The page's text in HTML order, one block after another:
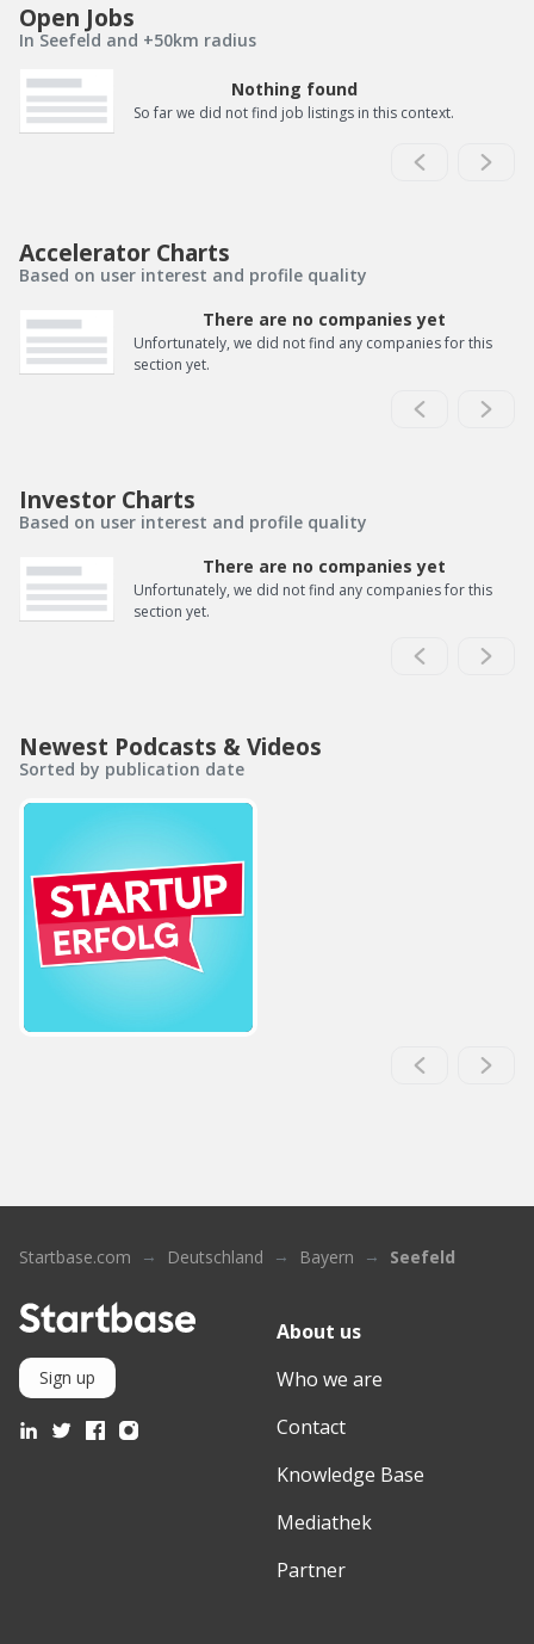
Open Jobs
In Seefeld and +50km radius
Nothing found
So far we did not find job listings in this context.
Accelerator Charts
Based on user interest and profile quality
There are no companies yet
Unfortunately, we did not find any companies for this
section yet.
Investor Charts
Based on user interest and profile quality
There are no companies yet
Unfortunately, we did not find any companies for this
section yet.
Newest Podcasts & Videos
Sorted by publication date
Startbase.com Deutschland Bayern Seefeld
Sign up
About us
Who we are
Contact
Knowledge Base
Mediathek
Partner